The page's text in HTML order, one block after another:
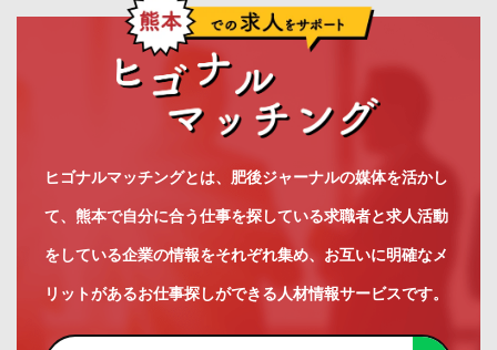
ヒゴナルマッチングとは、肥後ジャーナルの媒体を活かし
て、熊本で自分に合う仕事を探している求職者と求人活動
をしている企業の情報をそれぞれ集め、お互いに明確なメ
リットがあるお仕事探しができる人材情報サービスです。